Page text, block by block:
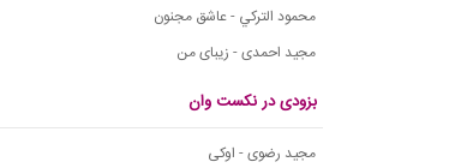
محمود التركي - عاشق مجنون
مجید احمدی - زیبای من
بزودی در نکست وان
مجید رضوی - اوکی